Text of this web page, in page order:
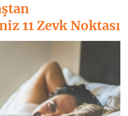
11 Zevk Noktası